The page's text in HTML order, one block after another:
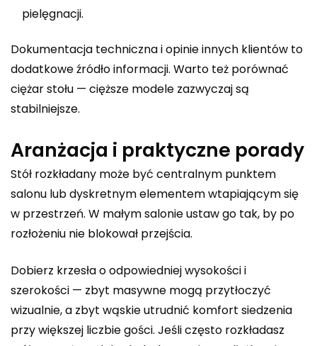
pielęgnacji.
Dokumentacja techniczna i opinie innych klientów to
dodatkowe źródło informacji. Warto też porównać
ciężar stołu — cięższe modele zazwyczaj są
stabilniejsze.
Aranżacja i praktyczne porady
Stół rozkładany może być centralnym punktem
salonu lub dyskretnym elementem wtapiającym się
w przestrzeń. W małym salonie ustaw go tak, by po
rozłożeniu nie blokował przejścia.
Dobierz krzesła o odpowiedniej wysokości i
szerokości — zbyt masywne mogą przytłoczyć
wizualnie, a zbyt wąskie utrudnić komfort siedzenia
przy większej liczbie gości. Jeśli często rozkładasz